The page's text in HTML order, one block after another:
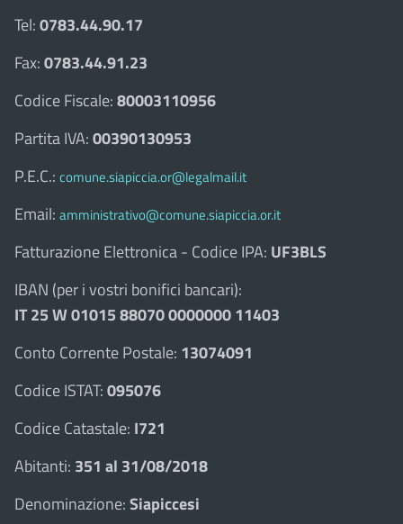
Tel:0783.44.90.17
Fax:0783.44.91.23
Codice Fiscale:80003110956
Partita IVA:00390130953
P.E.C.: comune.siapiccia.or@legalmail.it
Email: amministrativo@comune.siapiccia.or.it
Fatturazione Elettronica - Codice IPA: UF3BLS
IBAN (per i vostri bonifici bancari):
IT 25 W 01015 88070 0000000 11403
Conto Corrente Postale: 13074091
Codice ISTAT:095076
Codice Catastale: I721
Abitanti: 351 al 31/08/2018
Denominazione:Siapiccesi